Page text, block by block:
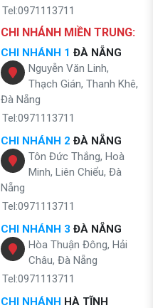
Tel:0971113711
CHI NHÁNH MIỀN TRUNG:
CHI NHÁNH 1 ĐÀ NẴNG
Nguyễn Văn Linh,
Thạch Gián, Thanh Khê,
Đà Nẵng
Tel:0971113711
CHI NHÁNH 2 ĐÀ NẴNG
Tôn Đức Thắng, Hoà
Minh, Liên Chiểu, Đà
Nẵng
Tel:0971113711
CHI NHÁNH 3 ĐÀ NẴNG
Hòa Thuận Đông, Hải
Châu, Đà Nẵng
Tel:0971113711
CHI NHÁNH HÀ TĨNH